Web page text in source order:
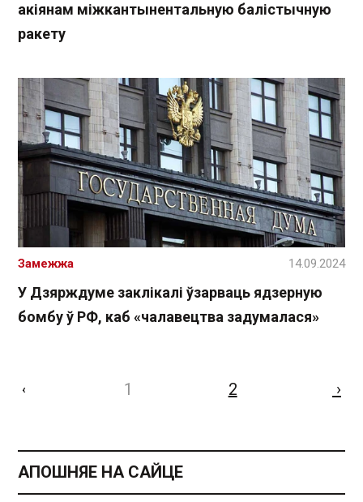
акіянам міжкантынентальную балістычную
ракету
У Дзярждуме заклікалі ўзарваць ядзерную
бомбу ў РФ, каб «чалавецтва задумалася»
Замежжа 14.09.2024
‹ 1 2 ›
АПОШНЯЕ НА САЙЦЕ